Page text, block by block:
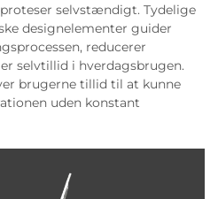
selvstændigt. Tydelige
designelementer guider
reducerer
selvtillid i hverdagsbrugen.
brugerne tillid til at kunne
uden konstant